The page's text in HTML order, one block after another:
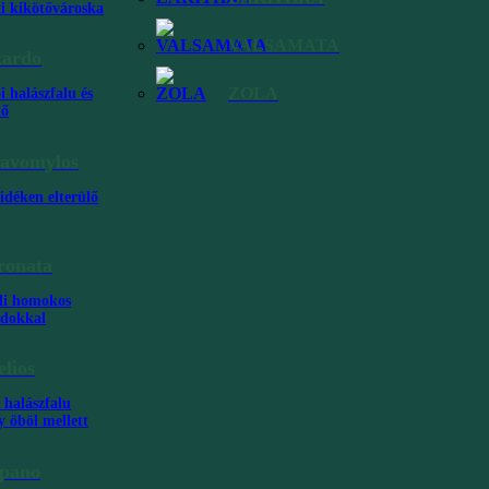
kikötővároska
halászfalu és
elterülő
homokos
öböl mellett
VALSAMATA
a